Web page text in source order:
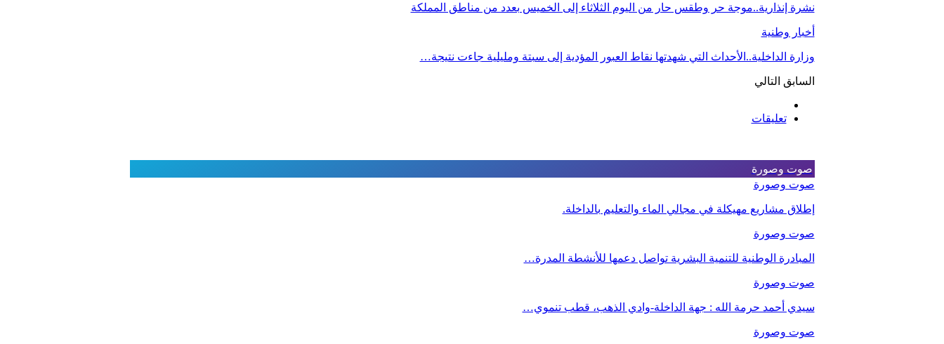
نشرة إنذارية..موجة حر وطقس حار من اليوم الثلاثاء إلى الخميس بعدد من مناطق المملكة
أخبار وطنية
وزارة الداخلية..الأحداث التي شهدتها نقاط العبور المؤدية إلى سبتة ومليلية جاءت نتيجة…
السابق التالي
تعليقات
صوت وصورة
صوت وصورة
إطلاق مشاريع مهيكلة في مجالي الماء والتعليم بالداخلة.
صوت وصورة
المبادرة الوطنية للتنمية البشرية تواصل دعمها للأنشطة المدرة…
صوت وصورة
سيدي أحمد حرمة الله : جهة الداخلة-وادي الذهب، قطب تنموي…
صوت وصورة